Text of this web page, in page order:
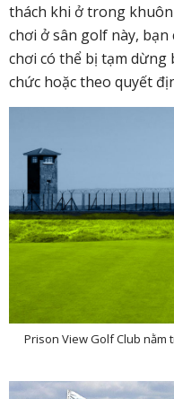
thách khi ở trong
chơi ở sân golf này, bạn
chơi có thể bị tạm dừng
chức hoặc theo quyết
Prison View Golf Club